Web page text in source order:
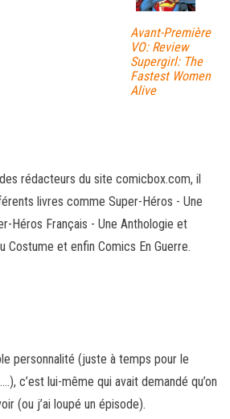
Avant-Première
VO: Review
Supergirl: The
Fastest Women
Alive
rédacteurs du site comicbox.com, il
livres comme Super-Héros - Une
Héros Français - Une Anthologie et
Costume et enfin Comics En Guerre.
personnalité (juste à temps pour le
c’est lui-même qui avait demandé qu’on
(ou j’ai loupé un épisode).